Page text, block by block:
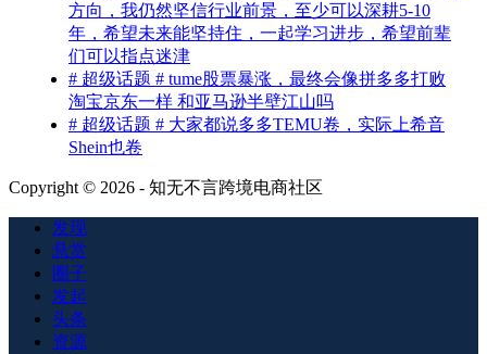
方向，我仍然坚信行业前景，至少可以深耕5-10
年，希望未来能坚持住，一起学习进步，希望前辈
们可以指点迷津
# 超级话题 # tume股票暴涨，最终会像拼多多打败
淘宝京东一样 和亚马逊半壁江山吗
# 超级话题 # 大家都说多多TEMU卷，实际上希音
Shein也卷
Copyright © 2026 - 知无不言跨境电商社区
发现
悬赏
圈子
发起
头条
资源